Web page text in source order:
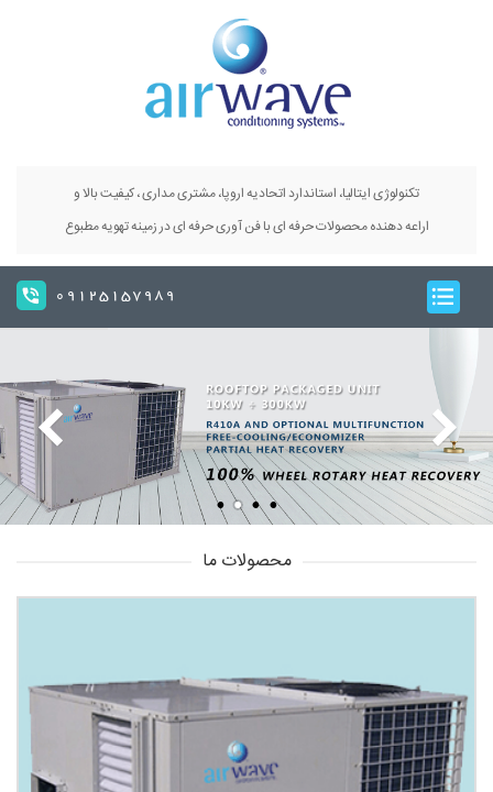
تکنولوژی ایتالیا، استاندارد اتحادیه اروپا، مشتری مداری ، کیفیت بالا و
اراعه دهنده محصولات حرفه ای با فن آوری حرفه ای در زمینه تهویه مطبوع
09125157989
محصولات ما